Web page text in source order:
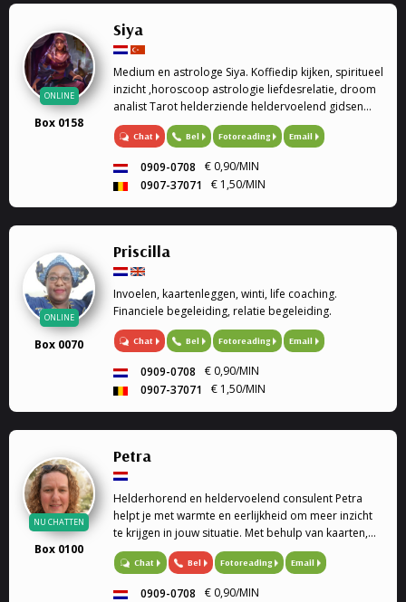
ONLINE
Box 0158
Siya
Medium en astrologe Siya. Koffiedip kijken, spiritueel
inzicht ,horoscoop astrologie liefdesrelatie, droom
analist Tarot helderziende heldervoelend gidsen
relatie familie problemen en veel meer.
Chat Bel Fotoreading Email
0909-0708
€ 0,90/MIN
0907-37071
€ 1,50/MIN
ONLINE
Box 0070
Priscilla
Invoelen, kaartenleggen, winti, life coaching.
Financiele begeleiding, relatie begeleiding.
Chat Bel Fotoreading Email
0909-0708
€ 0,90/MIN
0907-37071
€ 1,50/MIN
NU CHATTEN
Box 0100
Petra
Helderhorend en heldervoelend consulent Petra
helpt je met warmte en eerlijkheid om meer inzicht
te krijgen in jouw situatie. Met behulp van kaarten,
de pendel en haar intuïtie kijkt zij samen met jou
naar de boodschappen die richting kunnen geven
Chat Bel Fotoreading Email
0909-0708
€ 0,90/MIN